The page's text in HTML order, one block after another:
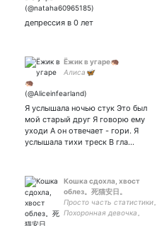
депрессия в 0 лет
Ёжик в угаре🦔
Алиса🦋
Я услышала ночью стук Это был
мой старый друг Я говорю ему
уходи А он отвечает - гори. Я
услышала тихи треск В гла…
Кошка сдохла, хвост
облез。死猫安日。
Просто часть статистики。
Похоронная девочка。